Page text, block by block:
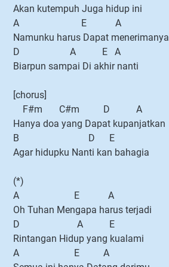
Akan kutempuh Juga hidup ini
A E A
Namunku harus Dapat menerimanya
D A E A
Biarpun sampai Di akhir nanti
[chorus]
F#m C#m D A
Hanya doa yang Dapat kupanjatkan
B D E
Agar hidupku Nanti kan bahagia
(*)
A E A
Oh Tuhan Mengapa harus terjadi
D A E
Rintangan Hidup yang kualami
A E A